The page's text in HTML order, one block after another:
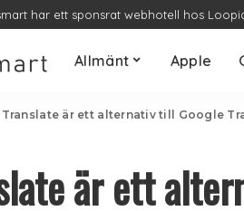
har ett sponsrat webhotell hos
Allmänt Apple
Translate är ett alternativ till Google
är ett